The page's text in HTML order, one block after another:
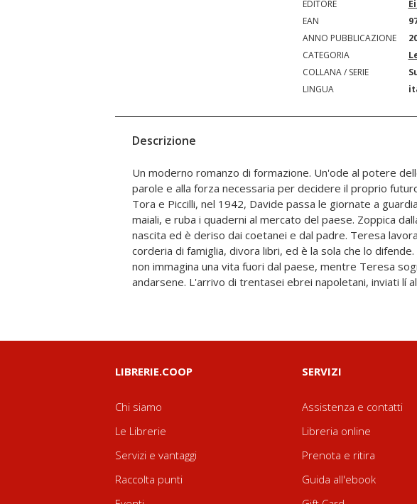
EDITORE
EAN
ANNO PUBBLICAZIONE
CATEGORIA
COLLANA / SERIE
LINGUA
Descrizione
Un moderno romanzo di formazione. Un'ode al potere
parole e alla forza necessaria per decidere il proprio
Tora e Piccilli, nel 1942, Davide passa le giornate a
maiali, e ruba i quaderni al mercato del paese. Zoppica
nascita ed è deriso dai coetanei e dal padre. Teresa
corderia di famiglia, divora libri, ed è la sola che lo difende.
non immagina una vita fuori dal paese, mentre Teresa
andarsene. L'arrivo di trentasei ebrei napoletani, inviati lí
dal regime, sconvolge l'equilibrio del luogo. Nicolas, con la
presenza magnetica, entra nelle vite dei due ragazzi.
comincia a seguire di nascosto le lezioni del padre di
ha messo su una scuola clandestina, scoprendo la lettura e
scrittura proprio grazie a un ebreo, lui figlio analfabeta
fascista. È la guerra che li fa incontrare e scontrare, poi li
LIBRERIE.COOP
Chi siamo
Le Librerie
Servizi e vantaggi
Raccolta punti
SERVIZI
Assistenza e contatti
Libreria online
Prenota e ritira
Guida all'ebook